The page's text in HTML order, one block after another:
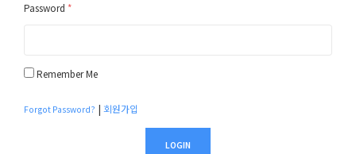
Password *
Remember Me
Forgot Password? | 회원가입
LOGIN